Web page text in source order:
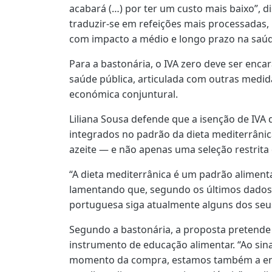
acabará (…) por ter um custo mais baixo”,
traduzir-se em refeições mais
com impacto a médio e longo prazo na
Para a bastonária, o IVA zero deve ser
saúde pública, articulada com outras
económica conjuntural.
Liliana Sousa defende que a isenção de
integrados no padrão da dieta
azeite — e não apenas uma seleção
“A dieta mediterrânica é um padrão
lamentando que, segundo os últimos
portuguesa siga atualmente alguns dos
Segundo a bastonária, a proposta
instrumento de educação alimentar. “Ao
momento da compra, estamos também a